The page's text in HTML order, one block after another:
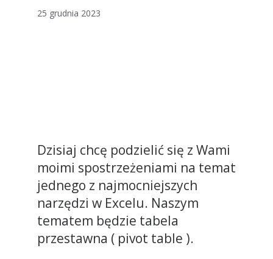
25 grudnia 2023
Dzisiaj chcę podzielić się z Wami
moimi spostrzeżeniami na temat
jednego z najmocniejszych
narzędzi w Excelu. Naszym
tematem będzie tabela
przestawna ( pivot table ).